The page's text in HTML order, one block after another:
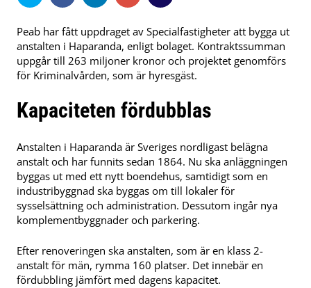
Peab har fått uppdraget av Specialfastigheter att bygga ut
anstalten i Haparanda, enligt bolaget. Kontraktssumman
uppgår till 263 miljoner kronor och projektet genomförs
för Kriminalvården, som är hyresgäst.
Kapaciteten fördubblas
Anstalten i Haparanda är Sveriges nordligast belägna
anstalt och har funnits sedan 1864. Nu ska anläggningen
byggas ut med ett nytt boendehus, samtidigt som en
industribyggnad ska byggas om till lokaler för
sysselsättning och administration. Dessutom ingår nya
komplementbyggnader och parkering.
Efter renoveringen ska anstalten, som är en klass 2-
anstalt för män, rymma 160 platser. Det innebär en
fördubbling jämfört med dagens kapacitet.